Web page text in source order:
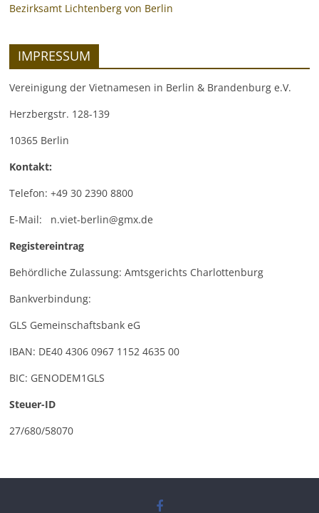
Bezirksamt Lichtenberg von Berlin
IMPRESSUM
Vereinigung der Vietnamesen in Berlin & Brandenburg e.V.
Herzbergstr. 128-139
10365 Berlin
Kontakt:
Telefon: +49 30 2390 8800
E-Mail: n.viet-berlin@gmx.de
Registereintrag
Behördliche Zulassung: Amtsgerichts Charlottenburg
Bankverbindung:
GLS Gemeinschaftsbank eG
IBAN: DE40 4306 0967 1152 4635 00
BIC: GENODEM1GLS
Steuer-ID
27/680/58070